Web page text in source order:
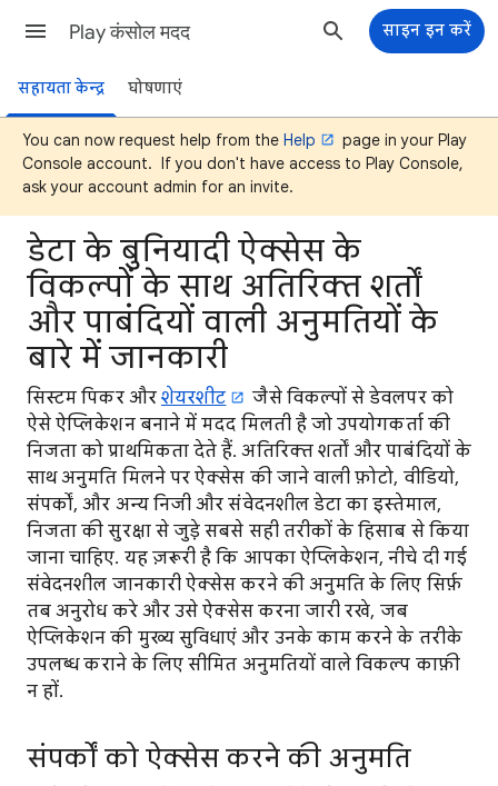
Play कंसोल मदद साइन इन करें
सहायता केन्द्र घोषणाएं
You can now request help from the Help
page in your Play
Console account. If you don't have access to Play Console,
ask your account admin for an invite.
डेटा के बुनियादी ऐक्सेस के
विकल्पों के साथ अतिरिक्त शर्तों
और पाबंदियों वाली अनुमतियों के
बारे में जानकारी
सिस्टम पिकर और शेयरशीट
जैसे विकल्पों से डेवलपर को
ऐसे ऐप्लिकेशन बनाने में मदद मिलती है जो उपयोगकर्ता की
निजता को प्राथमिकता देते हैं. अतिरिक्त शर्तों और पाबंदियों के
साथ अनुमति मिलने पर ऐक्सेस की जाने वाली फ़ोटो, वीडियो,
संपर्कों, और अन्य निजी और संवेदनशील डेटा का इस्तेमाल,
निजता की सुरक्षा से जुड़े सबसे सही तरीकों के हिसाब से किया
जाना चाहिए. यह ज़रूरी है कि आपका ऐप्लिकेशन, नीचे दी गई
संवेदनशील जानकारी ऐक्सेस करने की अनुमति के लिए सिर्फ़
तब अनुरोध करे और उसे ऐक्सेस करना जारी रखे, जब
ऐप्लिकेशन की मुख्य सुविधाएं और उनके काम करने के तरीके
उपलब्ध कराने के लिए सीमित अनुमतियों वाले विकल्प काफ़ी
न हों.
संपर्कों को ऐक्सेस करने की अनुमति